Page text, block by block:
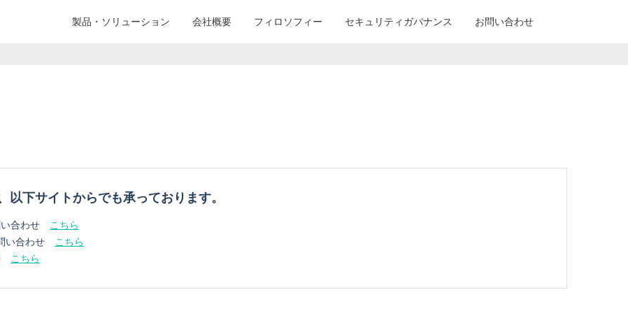
製品・ソリューション 会社概要 フィロソフィー セキュリティガバナンス お問い合わせ
下サイトからでも承っております。
い合わせ
こちら
い合わせ
こちら
こちら